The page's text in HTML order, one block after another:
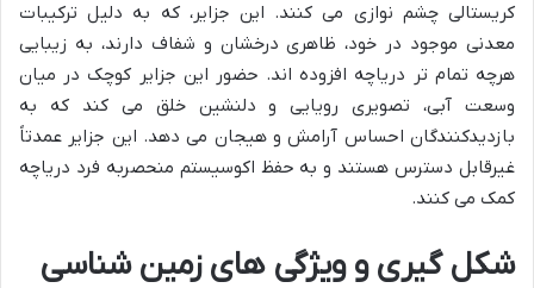
کریستالی چشم نوازی می کنند. این جزایر، که به دلیل ترکیبات
معدنی موجود در خود، ظاهری درخشان و شفاف دارند، به زیبایی
هرچه تمام تر دریاچه افزوده اند. حضور این جزایر کوچک در میان
وسعت آبی، تصویری رویایی و دلنشین خلق می کند که به
بازدیدکنندگان احساس آرامش و هیجان می دهد. این جزایر عمدتاً
غیرقابل دسترس هستند و به حفظ اکوسیستم منحصربه فرد دریاچه
کمک می کنند.
شکل گیری و ویژگی های زمین شناسی